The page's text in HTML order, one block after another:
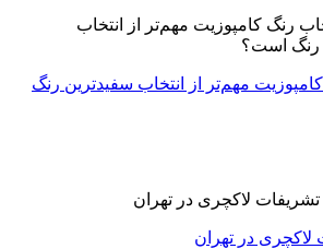
مهم‌تر از انتخاب سفیدترین رنگ
در تهران